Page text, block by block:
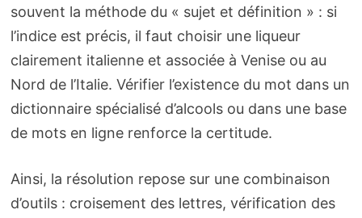
souvent la méthode du « sujet et définition » : si
l’indice est précis, il faut choisir une liqueur
clairement italienne et associée à Venise ou au
Nord de l’Italie. Vérifier l’existence du mot dans un
dictionnaire spécialisé d’alcools ou dans une base
de mots en ligne renforce la certitude.
Ainsi, la résolution repose sur une combinaison
d’outils : croisement des lettres, vérification des